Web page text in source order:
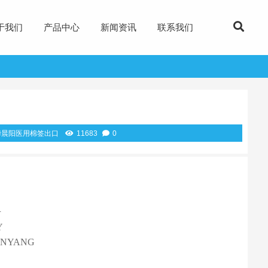
我们 产品中心 新闻资讯 联系我们
阳医用棉签出口 11683 0